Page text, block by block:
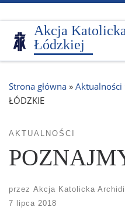
Przejdź do treści
Akcja
Łódzkiej
Strona główna » Aktualności
ŁÓDZKIE
AKTUALNOŚCI
przez Akcja Katolicka
7 lipca 2018